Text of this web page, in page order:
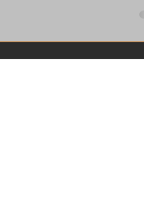
ainda não tem